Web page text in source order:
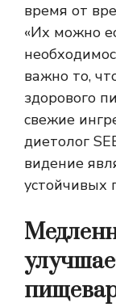
время от
«Их можно
важно то,
здорового
свежие
диетолог
видение
устойчивых